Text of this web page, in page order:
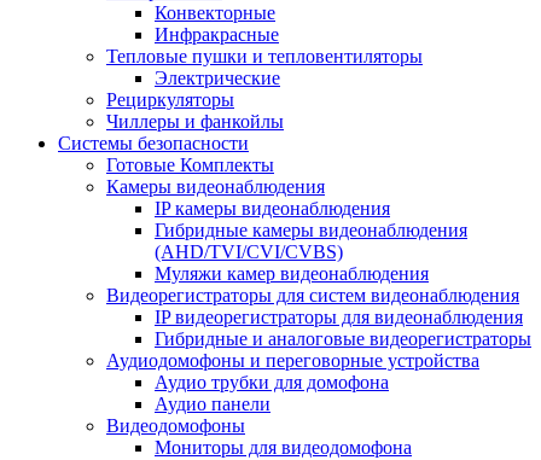
Конвекторные
Инфракрасные
Тепловые пушки и тепловентиляторы
Электрические
Рециркуляторы
Чиллеры и фанкойлы
Системы безопасности
Готовые Комплекты
Камеры видеонаблюдения
IP камеры видеонаблюдения
Гибридные камеры видеонаблюдения
(AHD/TVI/CVI/CVBS)
Муляжи камер видеонаблюдения
Видеорегистраторы для систем видеонаблюдения
IP видеорегистраторы для видеонаблюдения
Гибридные и аналоговые видеорегистраторы
Аудиодомофоны и переговорные устройства
Аудио трубки для домофона
Аудио панели
Видеодомофоны
Мониторы для видеодомофона